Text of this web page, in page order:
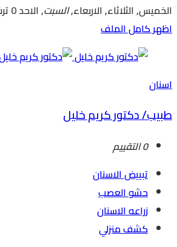
الخميس, الثلاثاء, الاربعاء,السبت, الاحد0 ترشيحات
اظهر كامل الملف
اسنان
طبيب/ دكتور كريم خليل
0 التقييم
تبييض الاسنان
حشو العصب
زراعه الاسنان
كشف منزلي